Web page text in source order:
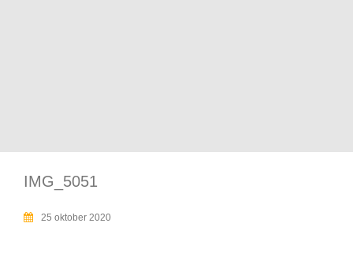
IMG_5051
25 oktober 2020